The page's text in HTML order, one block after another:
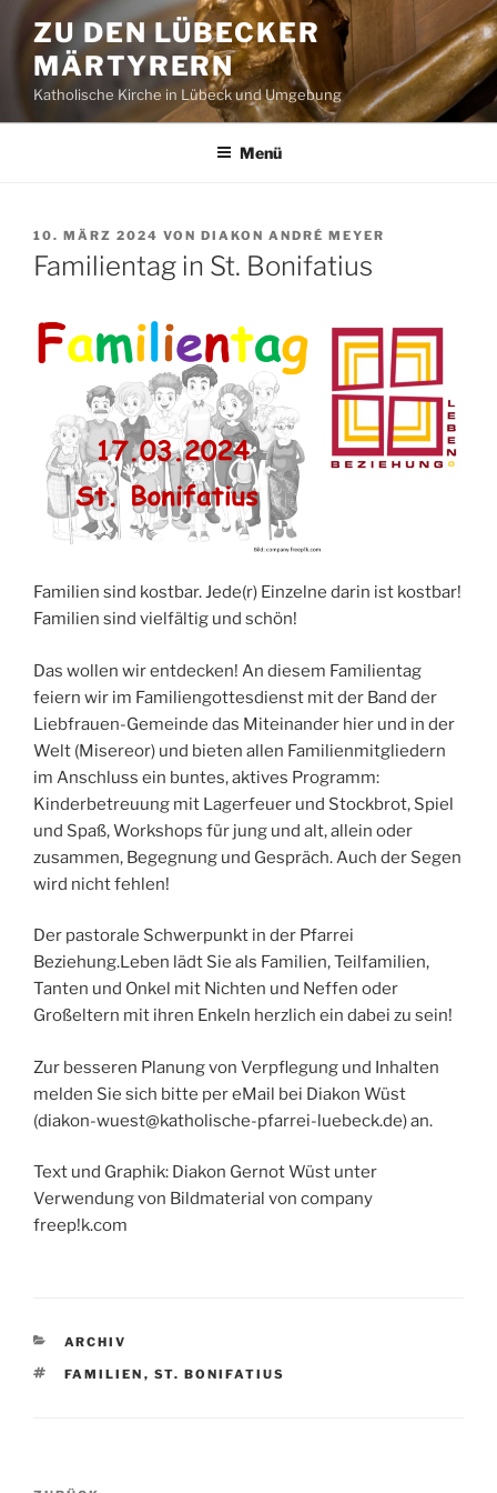
Zum
Inhalt
springen
ZU DEN LÜBECKER
MÄRTYRERN
Katholische Kirche in Lübeck und Umgebung
Menü
VERÖFFENTLICHT
AM
10. MÄRZ 2024 VON DIAKON ANDRÉ MEYER
Familientag in St. Bonifatius
Familien sind kostbar. Jede(r) Einzelne darin ist kostbar!
Familien sind vielfältig und schön!
Das wollen wir entdecken! An diesem Familientag
feiern wir im Familiengottesdienst mit der Band der
Liebfrauen-Gemeinde das Miteinander hier und in der
Welt (Misereor) und bieten allen Familienmitgliedern
im Anschluss ein buntes, aktives Programm:
Kinderbetreuung mit Lagerfeuer und Stockbrot, Spiel
und Spaß, Workshops für jung und alt, allein oder
zusammen, Begegnung und Gespräch. Auch der Segen
wird nicht fehlen!
Der pastorale Schwerpunkt in der Pfarrei
Beziehung.Leben lädt Sie als Familien, Teilfamilien,
Tanten und Onkel mit Nichten und Neffen oder
Großeltern mit ihren Enkeln herzlich ein dabei zu sein!
Zur besseren Planung von Verpflegung und Inhalten
melden Sie sich bitte per eMail bei Diakon Wüst
(diakon-wuest@katholische-pfarrei-luebeck.de) an.
Text und Graphik: Diakon Gernot Wüst unter
Verwendung von Bildmaterial von company
freep!k.com
KATEGORIEN
ARCHIV
SCHLAGWÖRTER
FAMILIEN , ST. BONIFATIUS
Beitragsnavigation